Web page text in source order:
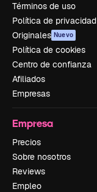
Términos de uso
Política de privacidad
Originales Nuevo
Política de cookies
Centro de confianza
Afiliados
Empresas
Empresa
Precios
Sobre nosotros
Reviews
Empleo